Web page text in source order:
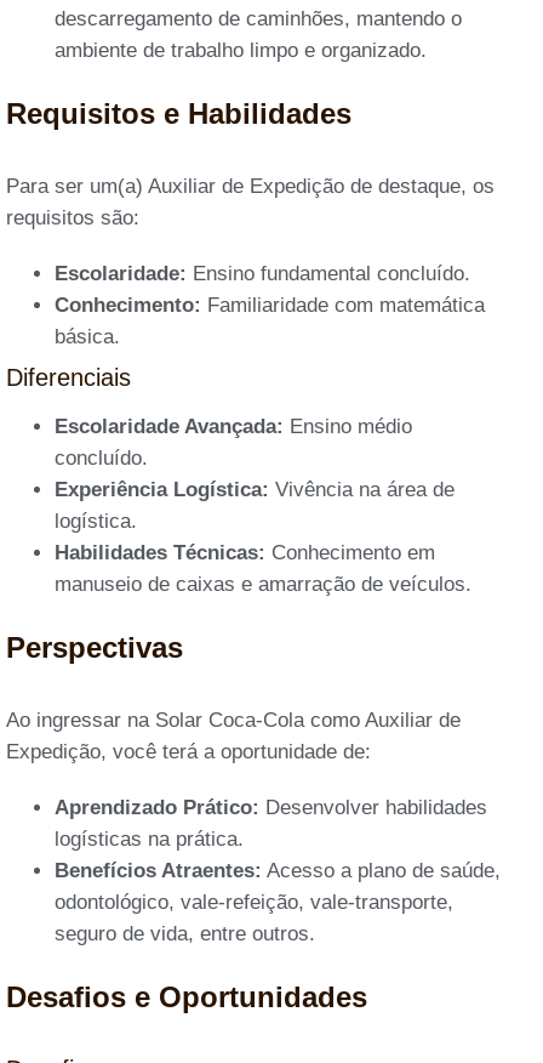
descarregamento de caminhões, mantendo o
ambiente de trabalho limpo e organizado.
Requisitos e Habilidades
Para ser um(a) Auxiliar de Expedição de destaque, os
requisitos são:
Escolaridade: Ensino fundamental concluído.
Conhecimento: Familiaridade com matemática
básica.
Diferenciais
Escolaridade Avançada: Ensino médio
concluído.
Experiência Logística: Vivência na área de
logística.
Habilidades Técnicas: Conhecimento em
manuseio de caixas e amarração de veículos.
Perspectivas
Ao ingressar na Solar Coca-Cola como Auxiliar de
Expedição, você terá a oportunidade de:
Aprendizado Prático: Desenvolver habilidades
logísticas na prática.
Benefícios Atraentes: Acesso a plano de saúde,
odontológico, vale-refeição, vale-transporte,
seguro de vida, entre outros.
Desafios e Oportunidades